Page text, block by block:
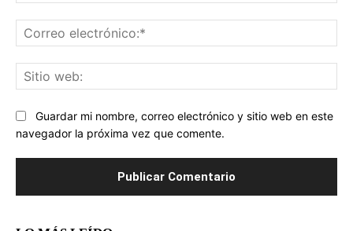
Guardar mi nombre, correo electrónico y sitio web en este
navegador la próxima vez que comente.